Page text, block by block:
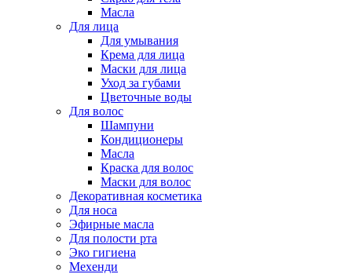
Масла
Для лица
Для умывания
Крема для лица
Маски для лица
Уход за губами
Цветочные воды
Для волос
Шампуни
Кондиционеры
Масла
Краска для волос
Маски для волос
Декоративная косметика
Для носа
Эфирные масла
Для полости рта
Эко гигиена
Мехенди